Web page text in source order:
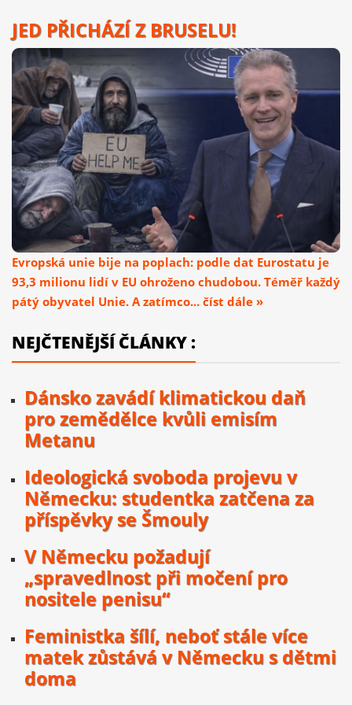
JED PŘICHÁZÍ Z BRUSELU!
Evropská unie bije na poplach: podle dat Eurostatu je
93,3 milionu lidí v EU ohroženo chudobou. Téměř každý
pátý obyvatel Unie. A zatímco... číst dále »
NEJČTENĚJŠÍ ČLÁNKY :
Dánsko zavádí klimatickou daň
pro zemědělce kvůli emisím
Metanu
Ideologická svoboda projevu v
Německu: studentka zatčena za
příspěvky se Šmouly
V Německu požadují
„spravedlnost při močení pro
nositele penisu“
Feministka šílí, neboť stále více
matek zůstává v Německu s dětmi
doma